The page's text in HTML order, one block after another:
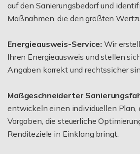
auf den Sanierungsbedarf und
Maßnahmen, die den größten
Energieausweis-Service: Wir
Ihren Energieausweis und stellen
Angaben korrekt und rechtssicher
Maßgeschneiderter
entwickeln einen individuellen Plan,
Vorgaben, die steuerliche
Renditeziele in Einklang bringt.